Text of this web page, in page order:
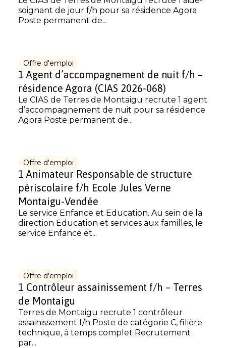
soignant de jour f/h pour sa résidence Agora
Poste permanent de...
Offre d'emploi
1 Agent d’accompagnement de nuit f/h –
résidence Agora (CIAS 2026-068)
Le CIAS de Terres de Montaigu recrute 1 agent
d’accompagnement de nuit pour sa résidence
Agora Poste permanent de...
Offre d'emploi
1 Animateur Responsable de structure
périscolaire f/h Ecole Jules Verne
Montaigu-Vendée
Le service Enfance et Education. Au sein de la
direction Education et services aux familles, le
service Enfance et...
Offre d'emploi
1 Contrôleur assainissement f/h – Terres
de Montaigu
Terres de Montaigu recrute 1 contrôleur
assainissement f/h Poste de catégorie C, filière
technique, à temps complet Recrutement
par...